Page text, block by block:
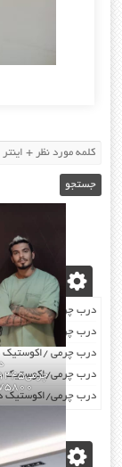
درب چرمی/اکوستیک
درب چرمی/اکوستیک
درب چرمی /
درب چرمی/اکوستیک
درب چرمی/اکوستیک